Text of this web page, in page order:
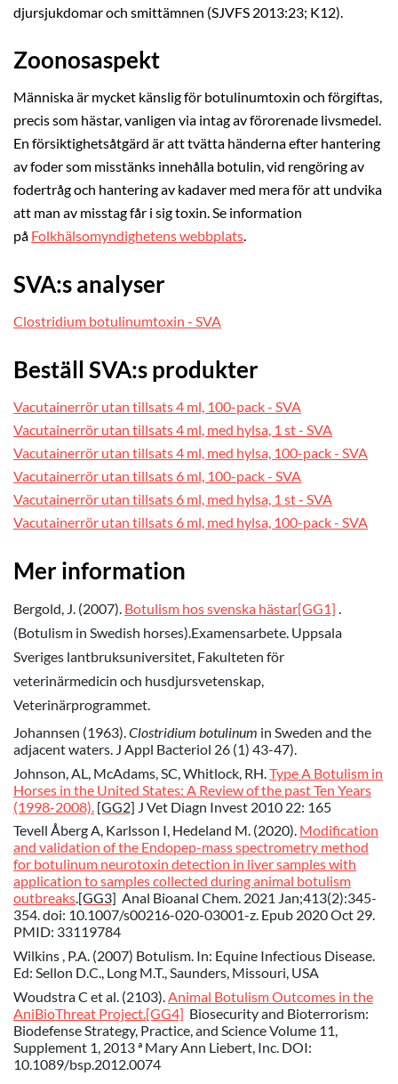
djursjukdomar och smittämnen (SJVFS 2013:23; K12).
Zoonosaspekt
Människa är mycket känslig för botulinumtoxin och förgiftas,
precis som hästar, vanligen via intag av förorenade livsmedel.
En försiktighetsåtgärd är att tvätta händerna efter hantering
av foder som misstänks innehålla botulin, vid rengöring av
fodertråg och hantering av kadaver med mera för att undvika
att man av misstag får i sig toxin. Se information
på Folkhälsomyndighetens webbplats.
SVA:s analyser
Clostridium botulinumtoxin - SVA
Beställ SVA:s produkter
Vacutainerrör utan tillsats 4 ml, 100-pack - SVA
Vacutainerrör utan tillsats 4 ml, med hylsa, 1 st - SVA
Vacutainerrör utan tillsats 4 ml, med hylsa, 100-pack - SVA
Vacutainerrör utan tillsats 6 ml, 100-pack - SVA
Vacutainerrör utan tillsats 6 ml, med hylsa, 1 st - SVA
Vacutainerrör utan tillsats 6 ml, med hylsa, 100-pack - SVA
Mer information
Bergold, J. (2007). Botulism hos svenska hästar[GG1] .
(Botulism in Swedish horses).Examensarbete. Uppsala
Sveriges lantbruksuniversitet, Fakulteten för
veterinärmedicin och husdjursvetenskap,
Veterinärprogrammet.
Johannsen (1963). Clostridium botulinum in Sweden and the
adjacent waters. J Appl Bacteriol 26 (1) 43-47).
Johnson, AL, McAdams, SC, Whitlock, RH. Type A Botulism in
Horses in the United States: A Review of the past Ten Years
(1998-2008). [GG2] J Vet Diagn Invest 2010 22: 165
Tevell Åberg A, Karlsson I, Hedeland M. (2020). Modification
and validation of the Endopep-mass spectrometry method
for botulinum neurotoxin detection in liver samples with
application to samples collected during animal botulism
outbreaks.[GG3] Anal Bioanal Chem. 2021 Jan;413(2):345-
354. doi: 10.1007/s00216-020-03001-z. Epub 2020 Oct 29.
PMID: 33119784
Wilkins , P.A. (2007) Botulism. In: Equine Infectious Disease.
Ed: Sellon D.C., Long M.T., Saunders, Missouri, USA
Woudstra C et al. (2103).Animal Botulism Outcomes in the
AniBioThreat Project.[GG4] Biosecurity and Bioterrorism:
Biodefense Strategy, Practice, and Science Volume 11,
Supplement 1, 2013 ª Mary Ann Liebert, Inc. DOI:
10.1089/bsp.2012.0074